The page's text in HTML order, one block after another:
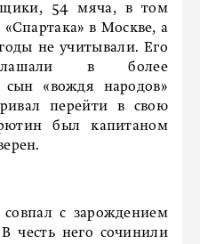
54 мяча, в том
«Спартака» в Москве, а
не учитывали. Его
в более
сын «вождя народов»
перейти в свою
был капитаном
с зарождением
честь него сочинили